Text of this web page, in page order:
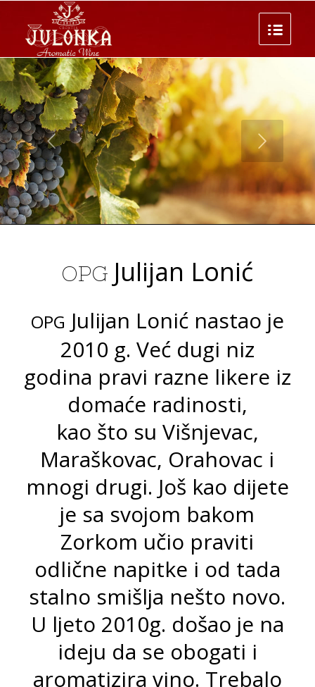
OPG Julijan Lonić
OPG Julijan Lonić nastao je
2010 g. Već dugi niz
godina pravi razne likere iz
domaće radinosti,
kao što su Višnjevac,
Maraškovac, Orahovac i
mnogi drugi. Još kao dijete
je sa svojom bakom
Zorkom učio praviti
odlične napitke i od tada
stalno smišlja nešto novo.
U ljeto 2010g. došao je na
ideju da se obogati i
aromatizira vino. Trebalo